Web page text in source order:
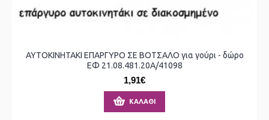
ΑΥΤΟΚΙΝΗΤΑΚΙ ΕΠΑΡΓΥΡΟ ΣΕ ΒΟΤΣΑΛΟ για γούρι - δώρο
ΕΦ 21.08.481.20Α/41098
1,91€
ΚΑΛΆΘΙ